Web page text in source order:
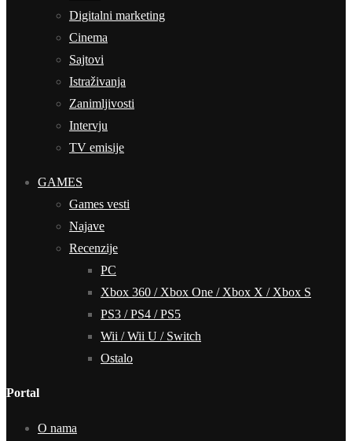
Digitalni marketing
Cinema
Sajtovi
Istraživanja
Zanimljivosti
Intervju
TV emisije
GAMES
Games vesti
Najave
Recenzije
PC
Xbox 360 / Xbox One / Xbox X / Xbox S
PS3 / PS4 / PS5
Wii / Wii U / Switch
Ostalo
Portal
O nama